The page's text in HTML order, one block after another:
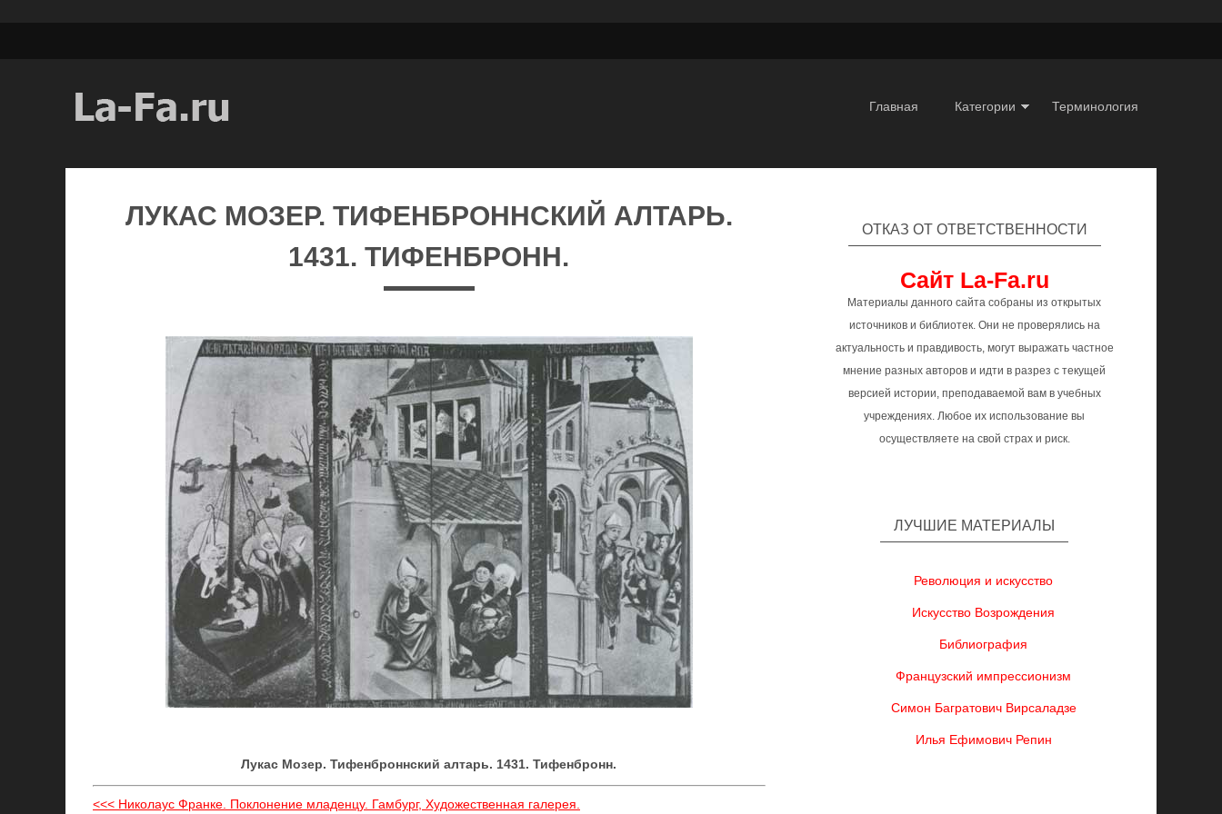
Главная Категории Терминология
ЛУКАС МОЗЕР. ТИФЕНБРОННСКИЙ АЛТАРЬ.
1431. ТИФЕНБРОНН.
Лукас Мозер. Тифенброннский алтарь. 1431. Тифенбронн.
<<< Николаус Франке. Поклонение младенцу. Гамбург, Художественная галерея.
ОТКАЗ ОТ ОТВЕТСТВЕННОСТИ
Сайт La-Fa.ru
Материалы данного сайта собраны из открытых
источников и библиотек. Они не проверялись на
актуальность и правдивость, могут выражать частное
мнение разных авторов и идти в разрез с текущей
версией истории, преподаваемой вам в учебных
учреждениях. Любое их использование вы
осуществляете на свой страх и риск.
ЛУЧШИЕ МАТЕРИАЛЫ
Революция и искусство
Искусство Возрождения
Библиография
Французский импрессионизм
Симон Багратович Вирсаладзе
Илья Ефимович Репин